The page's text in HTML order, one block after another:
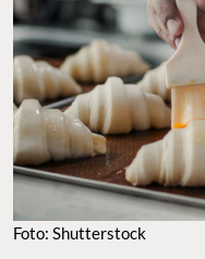
Foto: Shutterstock